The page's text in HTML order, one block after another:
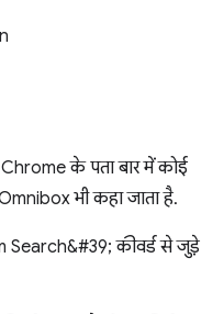
के पता बार में कोई
भी कहा जाता है.